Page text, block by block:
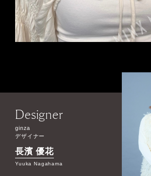
Designer
ginza
デザイナー
長濱 優花
Yuuka Nagahama